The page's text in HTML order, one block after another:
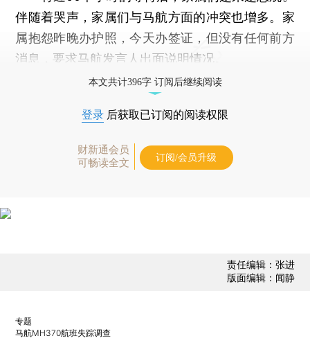
伴随着哭声，家属们与马航方面的冲突也增多。家
属抱怨昨晚办护照，今天办签证，但没有任何前方
消息，要求马航发言人出面说明情况。
本文共计396字 订阅后继续阅读
登录 后获取已订阅的阅读权限
财新通会员
可畅读全文
订阅/会员升级
责任编辑：张进
版面编辑：闻静
专题
马航MH370航班失踪调查